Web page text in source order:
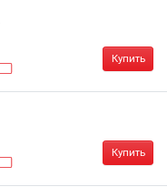
Купить
Купить